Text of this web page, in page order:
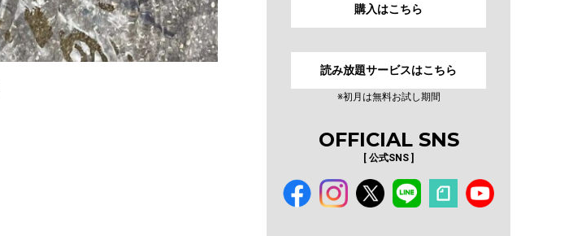
購入はこちら
読み放題サービスはこちら
※初月は無料お試し期間
OFFICIAL SNS
[ 公式SNS ]